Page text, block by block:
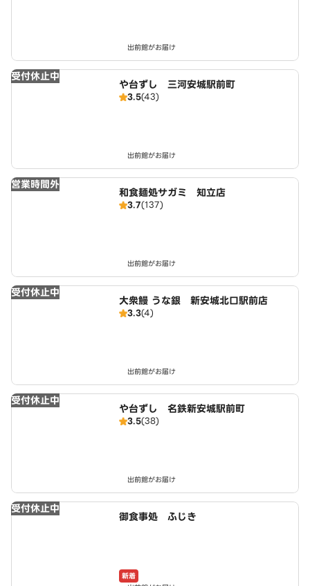
出前館がお届け
受付休止中
や台ずし 三河安城駅前町
3.5(43)
出前館がお届け
営業時間外
和食麺処サガミ 知立店
3.7(137)
出前館がお届け
受付休止中
大衆鰻 うな銀 新安城北口駅前店
3.3(4)
出前館がお届け
受付休止中
や台ずし 名鉄新安城駅前町
3.5(38)
出前館がお届け
受付休止中
御食事処 ふじき
新着